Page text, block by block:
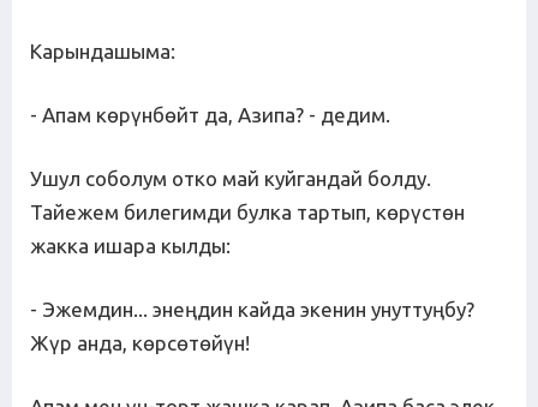
Карындашыма:
- Апам көрүнбөйт да, Азипа? - дедим.
Ушул соболум отко май куйгандай болду.
Тайежем билегимди булка тартып, көрүстөн
жакка ишара кылды:
- Эжемдин... энеңдин кайда экенин унуттуңбу?
Жүр анда, көрсөтөйүн!